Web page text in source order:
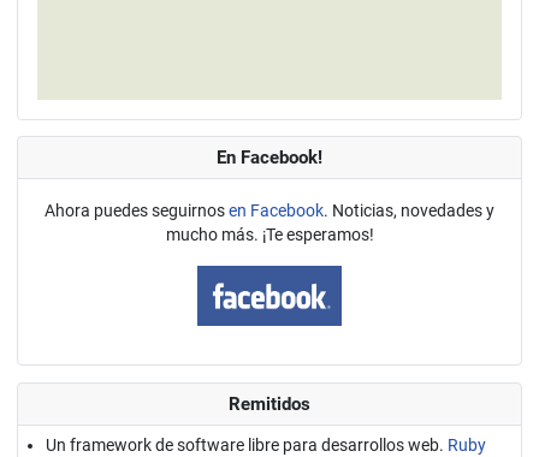
En Facebook!
Ahora puedes seguirnosen Facebook. Noticias, novedades y
mucho más. ¡Te esperamos!
Remitidos
Un framework de software libre para desarrollos web. Ruby